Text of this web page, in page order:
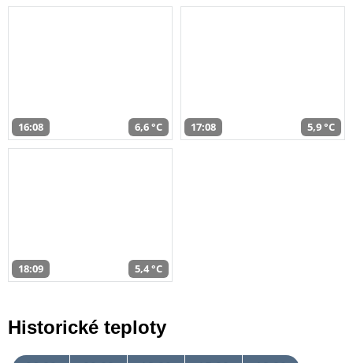
16:08 6,6 °C 17:08 5,9 °C
18:09 5,4 °C
Historické teploty